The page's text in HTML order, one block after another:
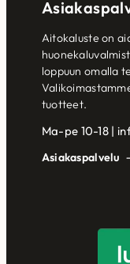
Aitokaluste on
loppuun omalla
tuotteet.
Ma-pe 10-18 |
Asiakaspalvelu